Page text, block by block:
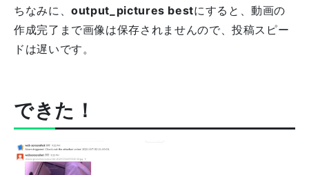
ちなみに、output_pictures bestにすると、動画の
作成完了まで画像は保存されませんので、投稿スピー
ドは遅いです。
できた！